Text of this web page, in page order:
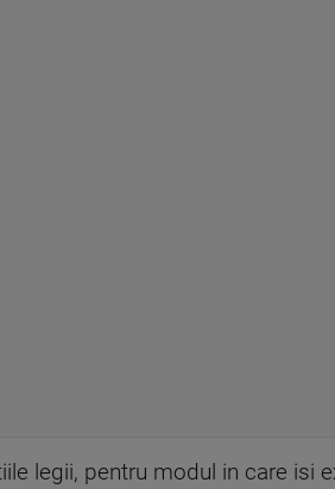
legii, pentru modul in care isi